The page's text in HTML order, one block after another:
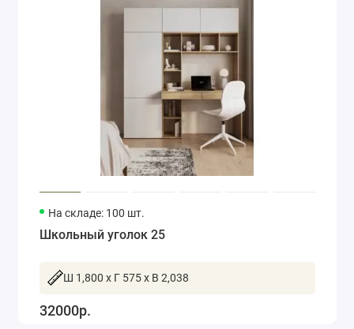
На складе: 100 шт.
Школьный уголок 25
Ш 1,800 x Г 575 x В 2,038
32000р.